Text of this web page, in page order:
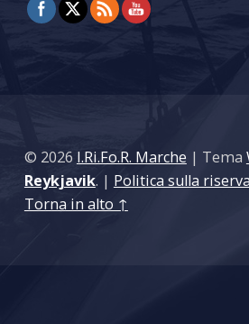
© 2026 I.Ri.Fo.R. Marche | Tema
Reykjavik. | Politica sulla
Torna in alto ↑